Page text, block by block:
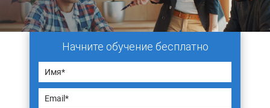
Начните обучение бесплатно